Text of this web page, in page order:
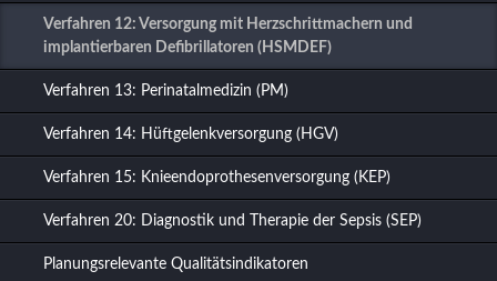
Verfahren 12: Versorgung mit Herzschrittmachern und
implantierbaren Defibrillatoren (HSMDEF)
Verfahren 13: Perinatalmedizin (PM)
Verfahren 14: Hüftgelenkversorgung (HGV)
Verfahren 15: Knieendoprothesenversorgung (KEP)
Verfahren 20: Diagnostik und Therapie der Sepsis (SEP)
Planungsrelevante Qualitätsindikatoren